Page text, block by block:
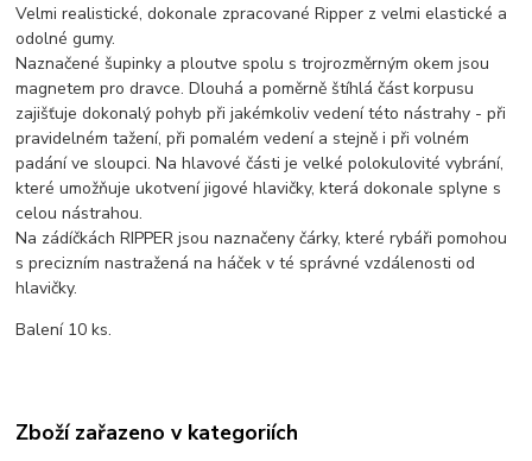
Velmi realistické, dokonale zpracované Ripper z velmi elastické a
odolné gumy.
Naznačené šupinky a ploutve spolu s trojrozměrným okem jsou
magnetem pro dravce. Dlouhá a poměrně štíhlá část korpusu
zajišťuje dokonalý pohyb při jakémkoliv vedení této nástrahy - při
pravidelném tažení, při pomalém vedení a stejně i při volném
padání ve sloupci. Na hlavové části je velké polokulovité vybrání,
které umožňuje ukotvení jigové hlavičky, která dokonale splyne s
celou nástrahou.
Na zádíčkách RIPPER jsou naznačeny čárky, které rybáři pomohou
s precizním nastražená na háček v té správné vzdálenosti od
hlavičky.
Balení 10 ks.
Zboží zařazeno v kategoriích